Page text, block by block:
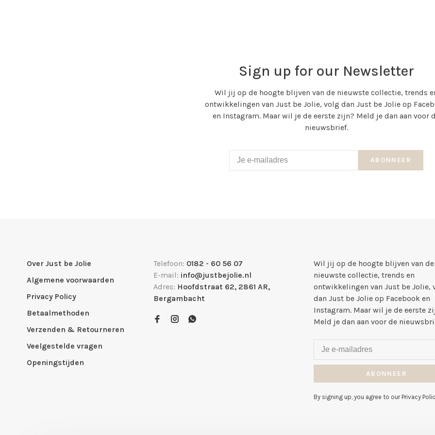
Sign up for our Newsletter
Wil jij op de hoogte blijven van de nieuwste collectie, trends
ontwikkelingen van Just be Jolie, volg dan Just be Jolie op
en Instagram. Maar wil je de eerste zijn? Meld je dan aan voor
nieuwsbrief.
ABONNEER
Over Just be Jolie
Algemene voorwaarden
Privacy Policy
Betaalmethoden
Verzenden & Retourneren
Veelgestelde vragen
Openingstijden
Telefoon: 0182 - 60 56 07
E-mail: info@justbejolie.nl
Adres: Hoofdstraat 62, 2861 AR,
Bergambacht
Wil jij op de hoogte blijven van de
nieuwste collectie, trends en
ontwikkelingen van Just be Jolie,
dan Just be Jolie op Facebook en
Instagram. Maar wil je de eerste
Meld je dan aan voor de
ABONNEER
By signing up, you agree to our Privacy